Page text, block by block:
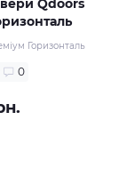
Qdoors
Горизонталь
0